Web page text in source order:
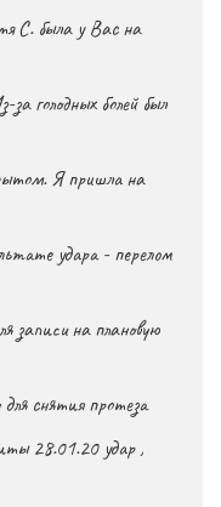
С. была у Вас на
голодных болей был
Я пришла на
удара - перелом
записи на плановую
снятия протеза
28.01.20 удар ,